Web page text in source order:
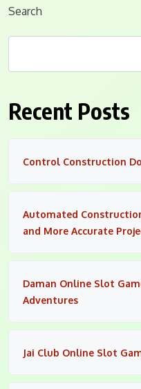
Search
Recent Posts
Control Construction
Automated
and More Accurate
Daman Online Slot
Adventures
Jai Club Online Slot